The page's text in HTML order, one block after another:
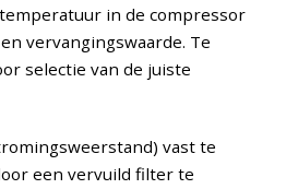
in de compressor
vervangingswaarde. Te
selectie van de juiste
vast te
een vervuild filter te